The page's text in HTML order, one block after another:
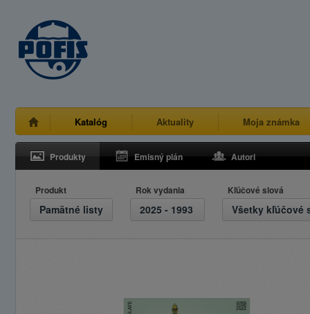
Katalóg Aktuality Moja známka
Produkty Emisný plán Autori
Produkt
Pamätné listy
Rok vydania
2025 - 1993
Kľúčové slová